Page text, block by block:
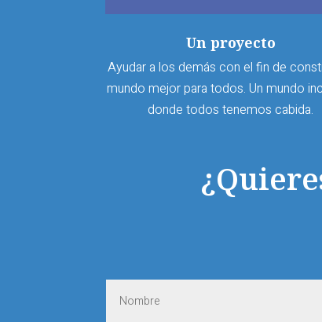
Un proyecto
Ayudar a los demás con el fin de
mundo mejor para todos. Un mundo
donde todos tenemos cabida.